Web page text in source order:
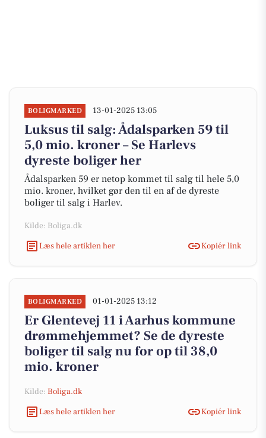
BOLIGMARKED 13-01-2025 13:05
Luksus til salg: Ådalsparken 59 til
5,0 mio. kroner – Se Harlevs
dyreste boliger her
Ådalsparken 59 er netop kommet til salg til hele 5,0
mio. kroner, hvilket gør den til en af de dyreste
boliger til salg i Harlev.
Kilde: Boliga.dk
Læs hele artiklen her
Kopiér link
BOLIGMARKED 01-01-2025 13:12
Er Glentevej 11 i Aarhus kommune
drømmehjemmet? Se de dyreste
boliger til salg nu for op til 38,0
mio. kroner
Kilde: Boliga.dk
Læs hele artiklen her
Kopiér link